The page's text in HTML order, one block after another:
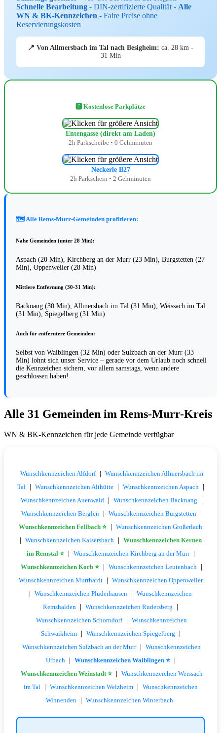
Schnelle Bearbeitung - DIN-zertifizierte Qualität - Alle
WN & BK-Kennzeichen - Faire Preise ohne
Reservierungskosten
📍 Von Allmersbach im Tal nach Besigheim: ca. 28 km -
31 Min
🅿️ Kostenlose Parkplätze
Entengasse (direkt am Laden)
2h Parkscheibe • 0 Gehminuten
Neckerle B27
2h Parkschein • 2 Gehminuten
🗺️ Alle Rems-Murr-Gemeinden profitieren:
Nahe Gemeinden (unter 28 Min):
Aspach (20 Min), Kirchberg an der Murr (23 Min), Burgstetten (27
Min), Oppenweiler (28 Min)
Mittlere Entfernung (30-31 Min):
Backnang (30 Min), Allmersbach im Tal (31 Min), Weissach im Tal
(31 Min), Spiegelberg (31 Min)
Auch für entferntere Gemeinden:
Selbst von Waiblingen (32 Min) oder Sulzbach an der Murr (33
Min) lohnt sich unser Service – gerade vor dem Urlaub noch schnell
die Kennzeichen sichern, vor allem samstags, wenn andere
geschlossen haben!
Alle 31 Gemeinden im Rems-Murr-Kreis
WN & BK-Kennzeichen für jede Gemeinde verfügbar
Wunschkennzeichen Alfdorf | Wunschkennzeichen Allmersbach im
Tal
| Wunschkennzeichen Althütte | Wunschkennzeichen Aspach |
Wunschkennzeichen Auenwald | Wunschkennzeichen Backnang |
Wunschkennzeichen Berglen | Wunschkennzeichen Burgstetten |
Wunschkennzeichen Fellbach ⭐ | Wunschkennzeichen Großerlach
| Wunschkennzeichen Kaisersbach | Wunschkennzeichen Kernen
im Remstal ⭐
| Wunschkennzeichen Kirchberg an der Murr |
Wunschkennzeichen Korb ⭐ | Wunschkennzeichen Leutenbach |
Wunschkennzeichen Murrhardt | Wunschkennzeichen Oppenweiler
| Wunschkennzeichen Plüderhausen | Wunschkennzeichen
Remshalden | Wunschkennzeichen Rudersberg |
Wunschkennzeichen Schorndorf | Wunschkennzeichen
Schwaikheim
| Wunschkennzeichen Spiegelberg |
Wunschkennzeichen Sulzbach an der Murr | Wunschkennzeichen
Urbach
| Wunschkennzeichen Waiblingen ⭐ |
Wunschkennzeichen Weinstadt ⭐ | Wunschkennzeichen Weissach
im Tal
| Wunschkennzeichen Welzheim | Wunschkennzeichen
Winnenden | Wunschkennzeichen Winterbach